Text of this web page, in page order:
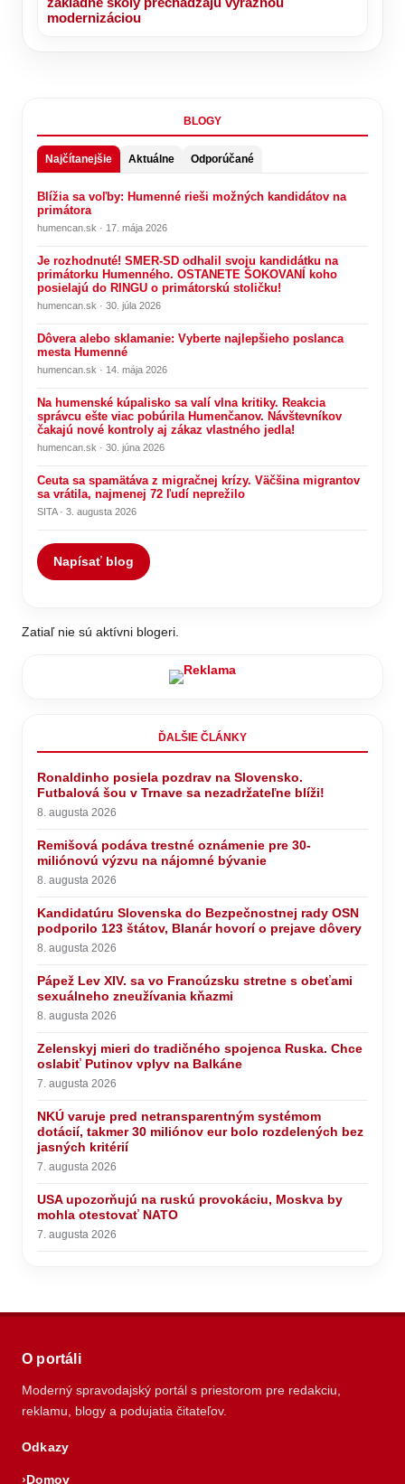
modernizáciou
BLOGY
Najčítanejšie Aktuálne Odporúčané
Blížia sa voľby: Humenné rieši možných kandidátov na
primátora
humencan.sk · 17. mája 2026
Je rozhodnuté! SMER-SD odhalil svoju kandidátku na
primátorku Humenného. OSTANETE ŠOKOVANÍ koho
posielajú do RINGU o primátorskú stoličku!
humencan.sk · 30. júla 2026
Dôvera alebo sklamanie: Vyberte najlepšieho poslanca
mesta Humenné
humencan.sk · 14. mája 2026
Na humenské kúpalisko sa valí vlna kritiky. Reakcia
správcu ešte viac pobúrila Humenčanov. Návštevníkov
čakajú nové kontroly aj zákaz vlastného jedla!
humencan.sk · 30. júna 2026
Ceuta sa spamätáva z migračnej krízy. Väčšina migrantov
sa vrátila, najmenej 72 ľudí neprežilo
SITA · 3. augusta 2026
Napísať blog
Zatiaľ nie sú aktívni blogeri.
ĎALŠIE ČLÁNKY
Ronaldinho posiela pozdrav na Slovensko.
Futbalová šou v Trnave sa nezadržateľne blíži!
8. augusta 2026
Remišová podáva trestné oznámenie pre 30-
miliónovú výzvu na nájomné bývanie
8. augusta 2026
Kandidatúru Slovenska do Bezpečnostnej rady OSN
podporilo 123 štátov, Blanár hovorí o prejave dôvery
8. augusta 2026
Pápež Lev XIV. sa vo Francúzsku stretne s obeťami
sexuálneho zneužívania kňazmi
8. augusta 2026
Zelenskyj mieri do tradičného spojenca Ruska. Chce
oslabiť Putinov vplyv na Balkáne
7. augusta 2026
NKÚ varuje pred netransparentným systémom
dotácií, takmer 30 miliónov eur bolo rozdelených bez
jasných kritérií
7. augusta 2026
USA upozorňujú na ruskú provokáciu, Moskva by
mohla otestovať NATO
7. augusta 2026
O portáli
Moderný spravodajský portál s priestorom pre redakciu,
reklamu, blogy a podujatia čitateľov.
Odkazy
Domov